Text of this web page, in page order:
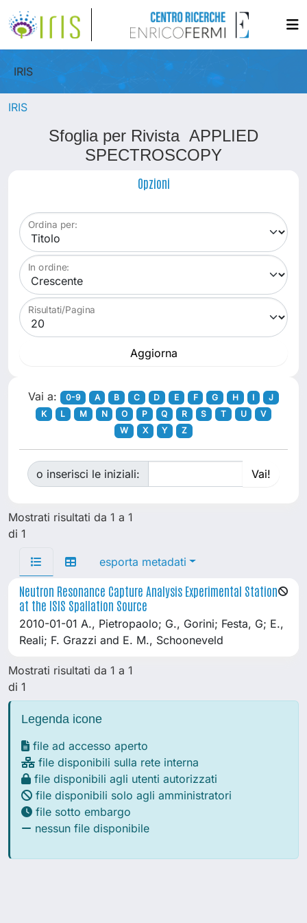
IRIS
IRIS
Sfoglia per Rivista APPLIED
SPECTROSCOPY
Opzioni
Ordina per:
In ordine:
Risultati/Pagina
Vai a: 0-9 A B C D E F G H I
J
K
L M N O P Q R S T U
V
W
X Y Z
o inserisci le iniziali:
Mostrati risultati da 1 a 1
di 1
esporta metadati
Neutron Resonance Capture Analysis Experimental Station
at the ISIS Spallation Source
2010-01-01 A., Pietropaolo; G., Gorini; Festa, G; E.,
Reali; F. Grazzi and E. M., Schooneveld
Mostrati risultati da 1 a 1
di 1
Legenda icone
file ad accesso aperto
file disponibili sulla rete interna
file disponibili agli utenti autorizzati
file disponibili solo agli amministratori
file sotto embargo
nessun file disponibile